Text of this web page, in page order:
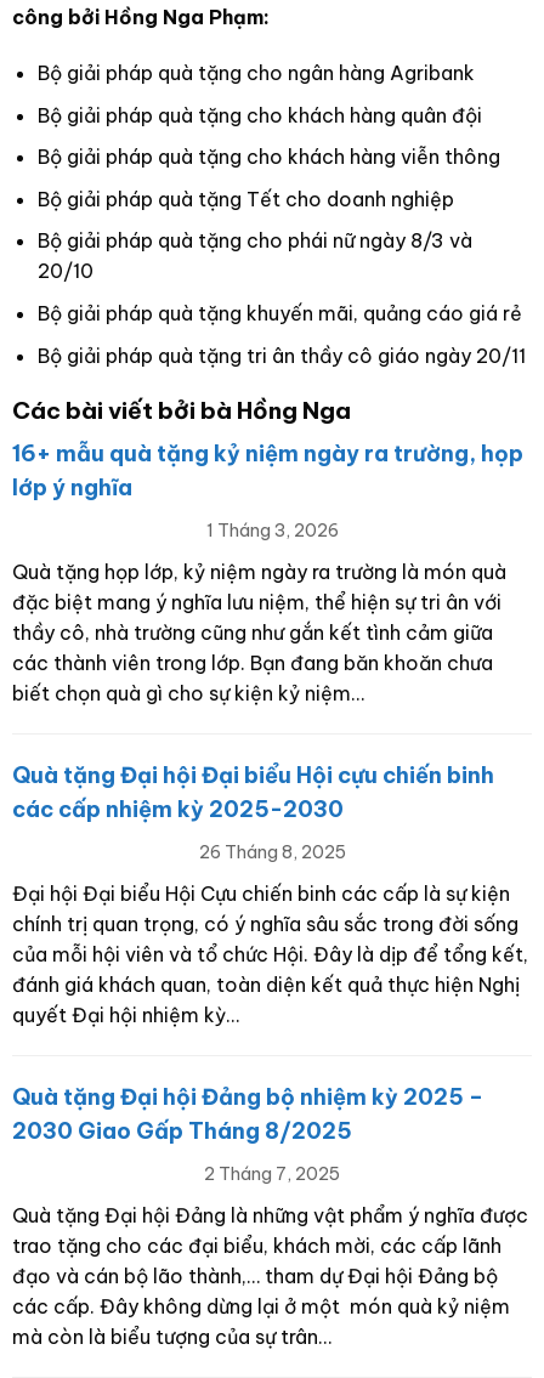
công bởi Hồng Nga Phạm:
Bộ giải pháp quà tặng cho ngân hàng Agribank
Bộ giải pháp quà tặng cho khách hàng quân đội
Bộ giải pháp quà tặng cho khách hàng viễn thông
Bộ giải pháp quà tặng Tết cho doanh nghiệp
Bộ giải pháp quà tặng cho phái nữ ngày 8/3 và
20/10
Bộ giải pháp quà tặng khuyến mãi, quảng cáo giá rẻ
Bộ giải pháp quà tặng tri ân thầy cô giáo ngày 20/11
Các bài viết bởi bà Hồng Nga
16+ mẫu quà tặng kỷ niệm ngày ra trường, họp
lớp ý nghĩa
1 Tháng 3, 2026
Quà tặng họp lớp, kỷ niệm ngày ra trường là món quà
đặc biệt mang ý nghĩa lưu niệm, thể hiện sự tri ân với
thầy cô, nhà trường cũng như gắn kết tình cảm giữa
các thành viên trong lớp. Bạn đang băn khoăn chưa
biết chọn quà gì cho sự kiện kỷ niệm…
Quà tặng Đại hội Đại biểu Hội cựu chiến binh
các cấp nhiệm kỳ 2025-2030
26 Tháng 8, 2025
Đại hội Đại biểu Hội Cựu chiến binh các cấp là sự kiện
chính trị quan trọng, có ý nghĩa sâu sắc trong đời sống
của mỗi hội viên và tổ chức Hội. Đây là dịp để tổng kết,
đánh giá khách quan, toàn diện kết quả thực hiện Nghị
quyết Đại hội nhiệm kỳ…
Quà tặng Đại hội Đảng bộ nhiệm kỳ 2025 –
2030 Giao Gấp Tháng 8/2025
2 Tháng 7, 2025
Quà tặng Đại hội Đảng là những vật phẩm ý nghĩa được
trao tặng cho các đại biểu, khách mời, các cấp lãnh
đạo và cán bộ lão thành,… tham dự Đại hội Đảng bộ
các cấp. Đây không dừng lại ở một món quà kỷ niệm
mà còn là biểu tượng của sự trân…